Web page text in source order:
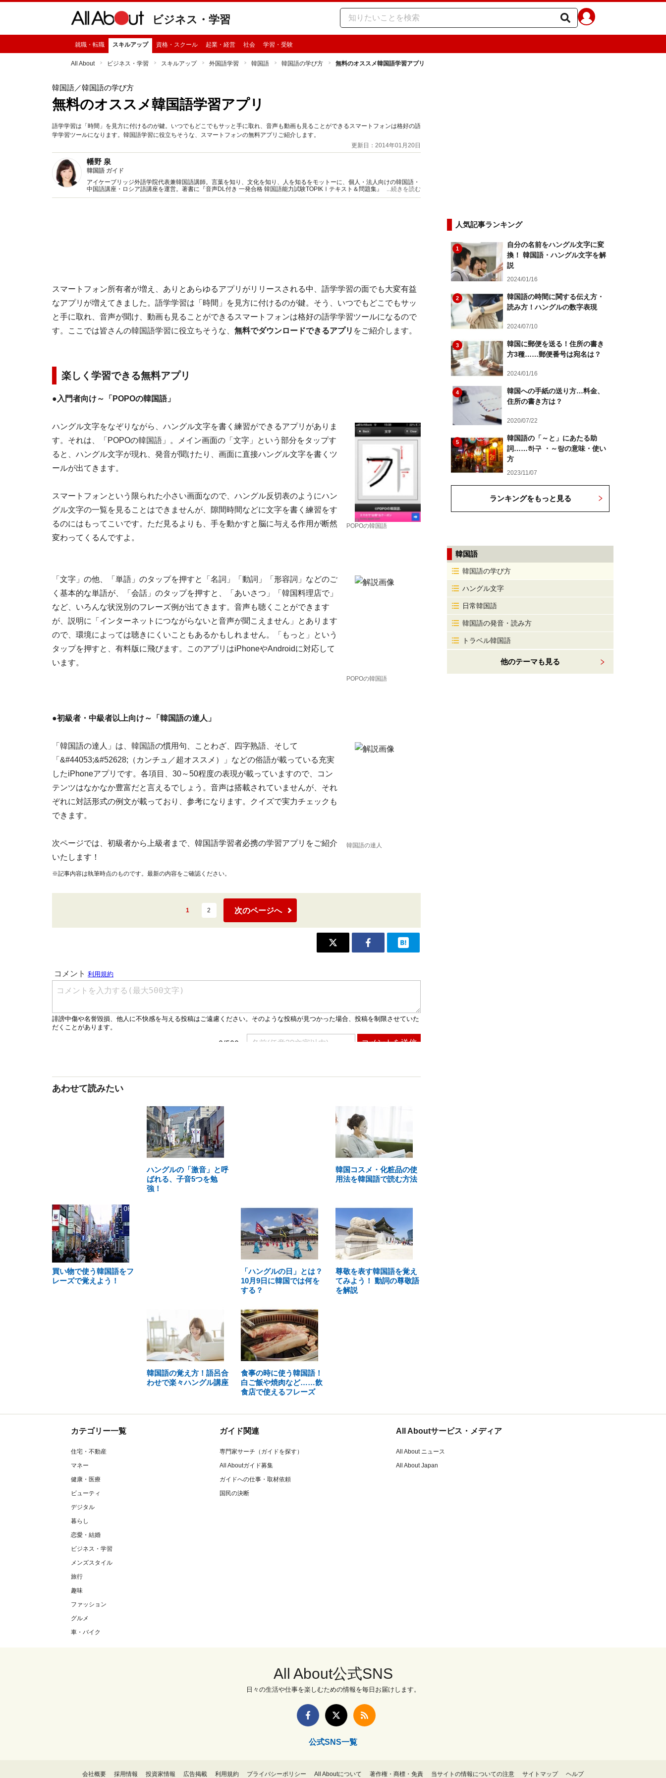
ビジネス・学習
就職・転職 スキルアップ 資格・スクール 起業・経営 社会 学習・受験
All About ビジネス・学習 スキルアップ 外国語学習 韓国語 韓国語の学び方 無料のオススメ韓国語学習アプリ
韓国語／韓国語の学び方
無料のオススメ韓国語学習アプリ
語学学習は「時間」を見方に付けるのが鍵。いつでもどこでもサッと手に取れ、音声も動画も見ることができるスマートフォンは格好の語
学学習ツールになります。韓国語学習に役立ちそうな、スマートフォンの無料アプリご紹介します。
更新日：2014年01月20日
幡野 泉
韓国語 ガイド
アイケーブリッジ外語学院代表兼韓国語講師。言葉を知り、文化を知り、人を知るをモットーに、個人・法人向けの韓国語・
中国語講座・ロシア語講座を運営。著書に『音声DL付き 一発合格 韓国語能力試験TOPIKⅠテキスト＆問題集』『使える！伝
わる！役に立つ！韓国語フレーズブック』『シゴトの韓国語』シリーズなどがある。
...続きを読む
スマートフォン所有者が増え、ありとあらゆるアプリがリリースされる中、語学学習の面でも大変有益
なアプリが増えてきました。語学学習は「時間」を見方に付けるのが鍵。そう、いつでもどこでもサッ
と手に取れ、音声が聞け、動画も見ることができるスマートフォンは格好の語学学習ツールになるので
す。ここでは皆さんの韓国語学習に役立ちそうな、 無料でダウンロードできるアプリ をご紹介します。
楽しく学習できる無料アプリ
●入門者向け～「POPOの韓国語」
POPOの韓国語
ハングル文字をなぞりながら、ハングル文字を書く練習ができるアプリがありま
す。それは、「POPOの韓国語」。メイン画面の「文字」という部分をタップす
ると、ハングル文字が現れ、発音が聞けたり、画面に直接ハングル文字を書くツ
ールが出てきます。
スマートフォンという限られた小さい画面なので、ハングル反切表のようにハン
グル文字の一覧を見ることはできませんが、隙間時間などに文字を書く練習をす
るのにはもってこいです。ただ見るよりも、手を動かすと脳に与える作用が断然
変わってくるんですよ。
POPOの韓国語
「文字」の他、「単語」のタップを押すと「名詞」「動詞」「形容詞」などのご
く基本的な単語が、「会話」のタップを押すと、「あいさつ」「韓国料理店で」
など、いろんな状況別のフレーズ例が出てきます。音声も聴くことができます
が、説明に「インターネットにつながらないと音声が聞こえません」とあります
ので、環境によっては聴きにくいこともあるかもしれません。「もっと」という
タップを押すと、有料版に飛びます。このアプリはiPhoneやAndroidに対応して
います。
●初級者・中級者以上向け～「韓国語の達人」
韓国語の達人
「韓国語の達人」は、韓国語の慣用句、ことわざ、四字熟語、そして
「&#44053;&#52628;（カンチュ／超オススメ）」などの俗語が載っている充実
したiPhoneアプリです。各項目、30～50程度の表現が載っていますので、コン
テンツはなかなか豊富だと言えるでしょう。音声は搭載されていませんが、それ
ぞれに対話形式の例文が載っており、参考になります。クイズで実力チェックも
できます。
次ページでは、初級者から上級者まで、韓国語学習者必携の学習アプリをご紹介
いたします！
※記事内容は執筆時点のものです。最新の内容をご確認ください。
1 2 次のページへ
あわせて読みたい
ハングルの「激音」と呼
ばれる、子音5つを勉
強！
韓国コスメ・化粧品の使
用法を韓国語で読む方法
買い物で使う韓国語をフ
レーズで覚えよう！
「ハングルの日」とは？
10月9日に韓国では何を
する？
尊敬を表す韓国語を覚え
てみよう！ 動詞の尊敬語
を解説
韓国語の覚え方！語呂合
わせで楽々ハングル講座
食事の時に使う韓国語！
白ご飯や焼肉など……飲
食店で使えるフレーズ
人気記事ランキング
1
自分の名前をハングル文字に変
換！ 韓国語・ハングル文字を解
説
2024/01/16
2
韓国語の時間に関する伝え方・
読み方！ハングルの数字表現
2024/07/10
3
韓国に郵便を送る！住所の書き
方3種……郵便番号は宛名は？
2024/01/16
4
韓国への手紙の送り方…料金、
住所の書き方は？
2020/07/22
5
韓国語の「～と」にあたる助
詞……하구 ・～랑の意味・使い
方
2023/11/07
ランキングをもっと見る
韓国語
韓国語の学び方
ハングル文字
日常韓国語
韓国語の発音・読み方
トラベル韓国語
他のテーマも見る
カテゴリー一覧
住宅・不動産
マネー
健康・医療
ビューティ
デジタル
暮らし
恋愛・結婚
ビジネス・学習
メンズスタイル
旅行
趣味
ファッション
グルメ
車・バイク
ガイド関連
専門家サーチ（ガイドを探す）
All Aboutガイド募集
ガイドへの仕事・取材依頼
国民の決断
All Aboutサービス・メディア
All About ニュース
All About Japan
All About公式SNS
日々の生活や仕事を楽しむための情報を毎日お届けします。
公式SNS一覧
会社概要 採用情報 投資家情報 広告掲載 利用規約 プライバシーポリシー All Aboutについて 著作権・商標・免責 当サイトの情報についての注意 サイトマップ ヘルプ